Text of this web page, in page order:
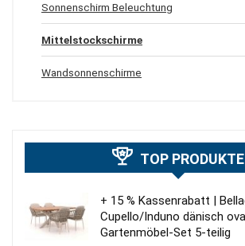
Sonnenschirm Beleuchtung
Mittelstockschirme
Wandsonnenschirme
TOP PRODUKTE
+ 15 % Kassenrabatt |
Cupello/Induno dänisch
Gartenmöbel-Set 5-teilig